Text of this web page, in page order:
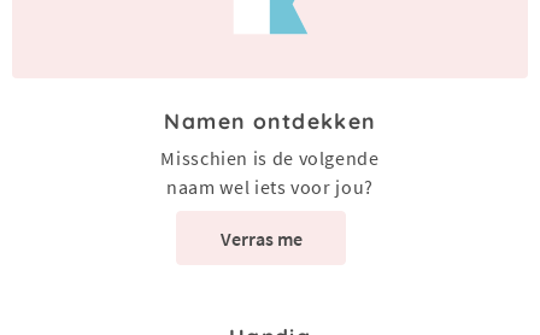
Namen ontdekken
Misschien is de volgende
naam wel iets voor jou?
Verras me